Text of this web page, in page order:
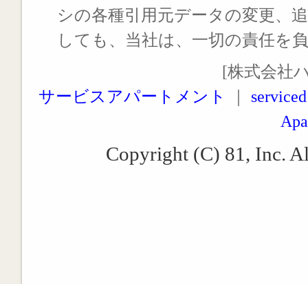
シの各種引用元データの変更、
しても、当社は、一切の責任を
[株式会社
サービスアパートメント
Copyright (C) 81, Inc.